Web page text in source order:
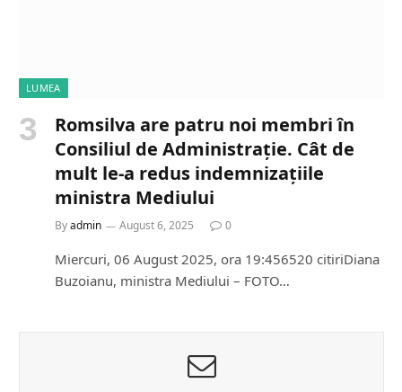
LUMEA
Romsilva are patru noi membri în
Consiliul de Administrație. Cât de
mult le-a redus indemnizațiile
ministra Mediului
Byadmin August 6, 2025 0
Miercuri, 06 August 2025, ora 19:456520 citiriDiana
Buzoianu, ministra Mediului – FOTO…